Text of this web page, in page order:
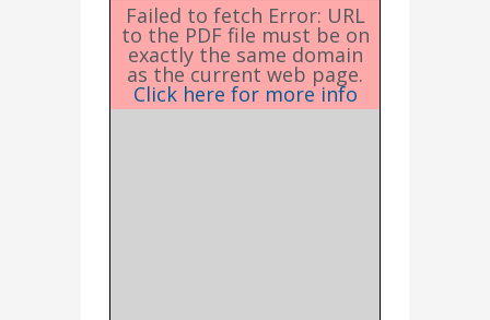
Failed to fetch Error: URL
to the PDF file must be on
exactly the same domain
as the current web page.
Click here for more info